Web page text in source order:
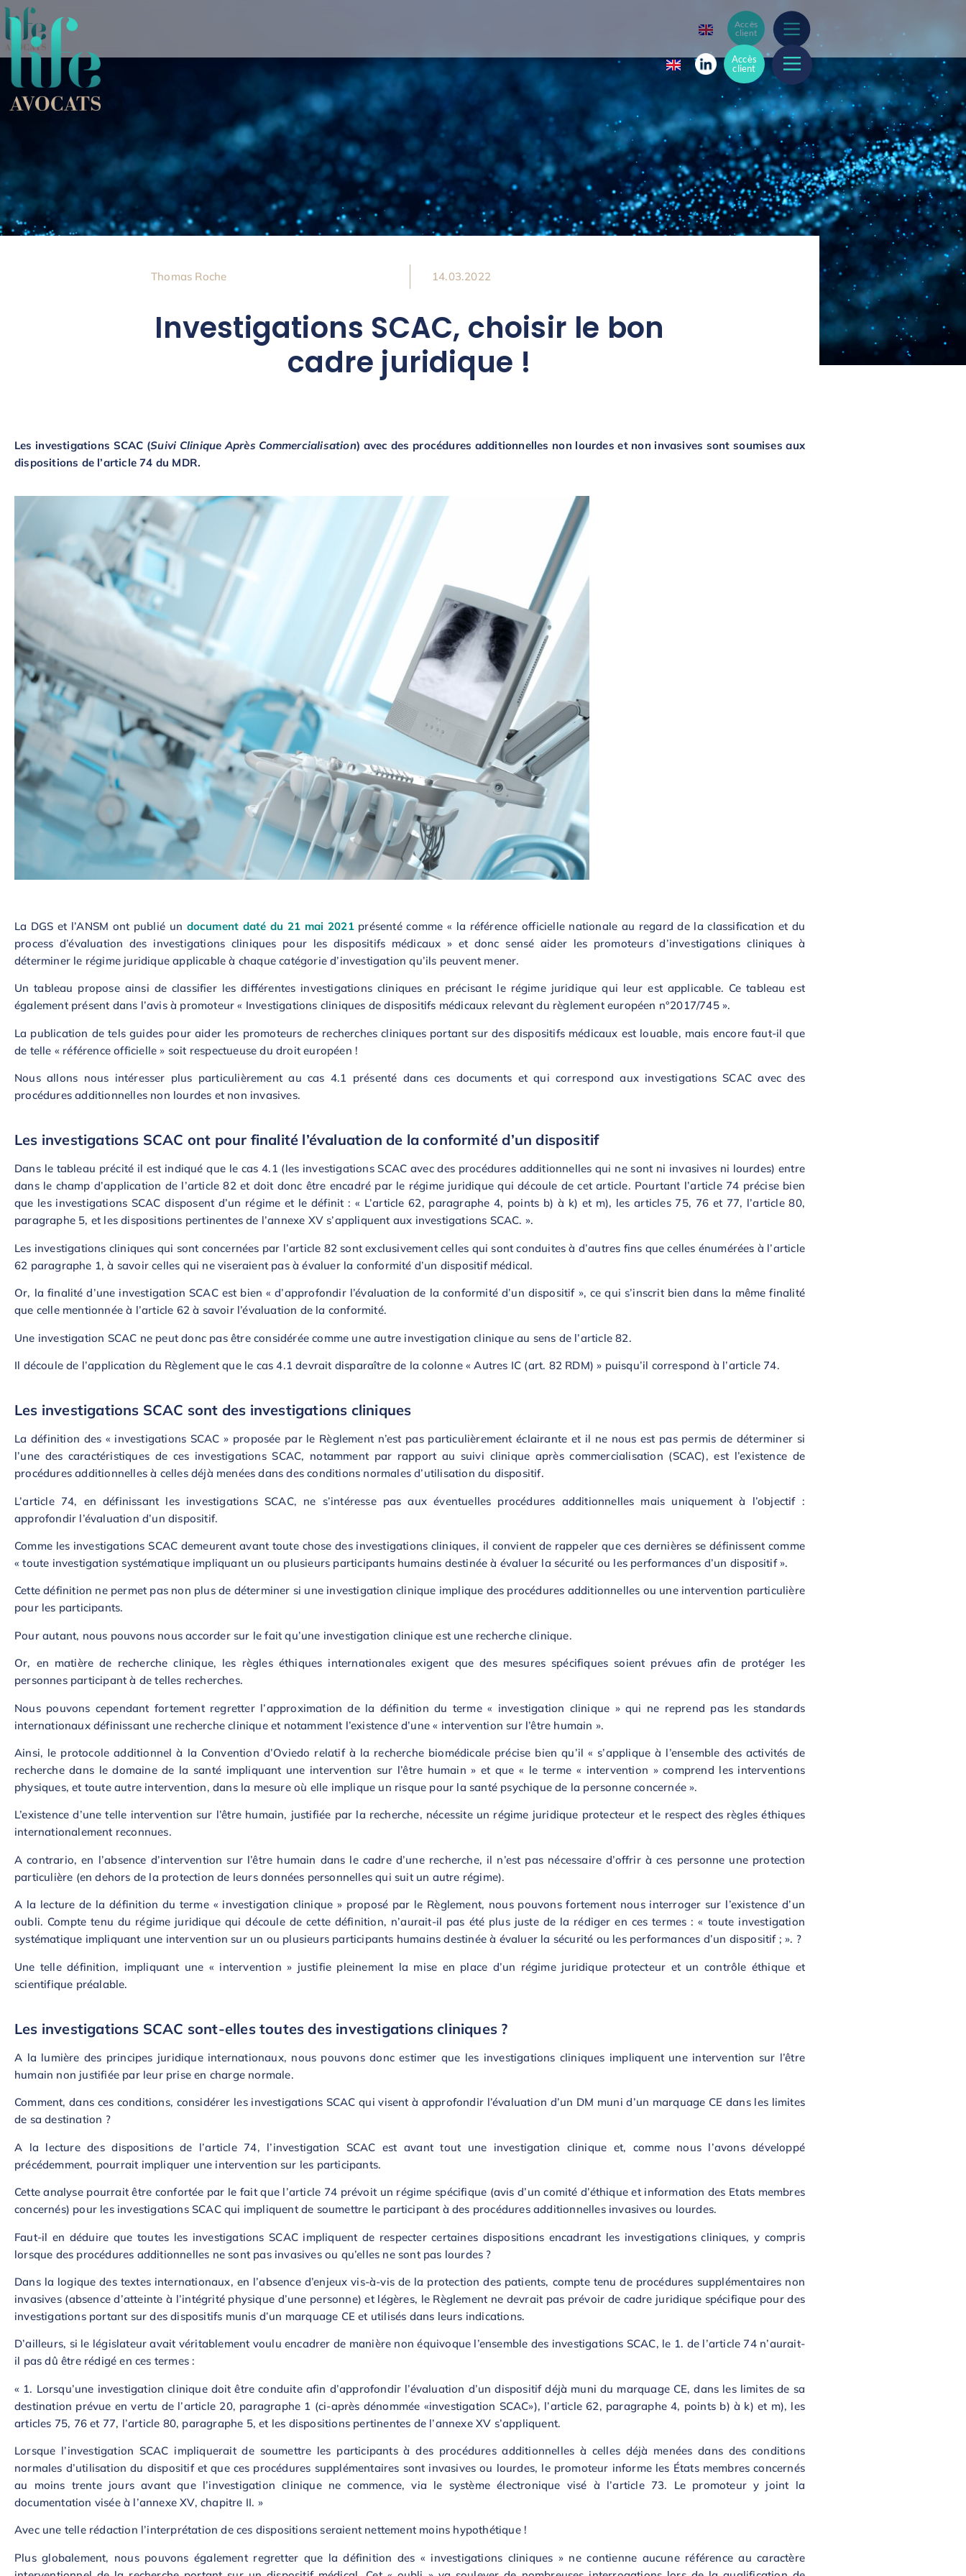
Accès
client
Accès
client
Thomas Roche 14.03.2022
Investigations SCAC, choisir le bon
cadre juridique !
Les investigations SCAC (Suivi Clinique Après Commercialisation) avec des procédures additionnelles non lourdes et non invasives sont soumises aux
dispositions de l’article 74 du MDR.
La DGS et l’ANSM ont publié un document daté du 21 mai 2021présenté comme « la référence officielle nationale au regard de la classification et du
process d’évaluation des investigations cliniques pour les dispositifs médicaux » et donc sensé aider les promoteurs d’investigations cliniques à
déterminer le régime juridique applicable à chaque catégorie d’investigation qu’ils peuvent mener.
Un tableau propose ainsi de classifier les différentes investigations cliniques en précisant le régime juridique qui leur est applicable. Ce tableau est
également présent dans l’avis à promoteur « Investigations cliniques de dispositifs médicaux relevant du règlement européen n°2017/745 ».
La publication de tels guides pour aider les promoteurs de recherches cliniques portant sur des dispositifs médicaux est louable, mais encore faut-il que
de telle « référence officielle » soit respectueuse du droit européen !
Nous allons nous intéresser plus particulièrement au cas 4.1 présenté dans ces documents et qui correspond aux investigations SCAC avec des
procédures additionnelles non lourdes et non invasives.
Les investigations SCAC ont pour finalité l’évaluation de la conformité d’un dispositif
Dans le tableau précité il est indiqué que le cas 4.1 (les investigations SCAC avec des procédures additionnelles qui ne sont ni invasives ni lourdes) entre
dans le champ d’application de l’article 82 et doit donc être encadré par le régime juridique qui découle de cet article. Pourtant l’article 74 précise bien
que les investigations SCAC disposent d’un régime et le définit : « L’article 62, paragraphe 4, points b) à k) et m), les articles 75, 76 et 77, l’article 80,
paragraphe 5, et les dispositions pertinentes de l’annexe XV s’appliquent aux investigations SCAC. ».
Les investigations cliniques qui sont concernées par l’article 82 sont exclusivement celles qui sont conduites à d’autres fins que celles énumérées à l’article
62 paragraphe 1, à savoir celles qui ne viseraient pas à évaluer la conformité d’un dispositif médical.
Or, la finalité d’une investigation SCAC est bien « d’approfondir l’évaluation de la conformité d’un dispositif », ce qui s’inscrit bien dans la même finalité
que celle mentionnée à l’article 62 à savoir l’évaluation de la conformité.
Une investigation SCAC ne peut donc pas être considérée comme une autre investigation clinique au sens de l’article 82.
Il découle de l’application du Règlement que le cas 4.1 devrait disparaître de la colonne « Autres IC (art. 82 RDM) » puisqu’il correspond à l’article 74.
Les investigations SCAC sont des investigations cliniques
La définition des « investigations SCAC » proposée par le Règlement n’est pas particulièrement éclairante et il ne nous est pas permis de déterminer si
l’une des caractéristiques de ces investigations SCAC, notamment par rapport au suivi clinique après commercialisation (SCAC), est l’existence de
procédures additionnelles à celles déjà menées dans des conditions normales d’utilisation du dispositif.
L’article 74, en définissant les investigations SCAC, ne s’intéresse pas aux éventuelles procédures additionnelles mais uniquement à l’objectif :
approfondir l’évaluation d’un dispositif.
Comme les investigations SCAC demeurent avant toute chose des investigations cliniques, il convient de rappeler que ces dernières se définissent comme
« toute investigation systématique impliquant un ou plusieurs participants humains destinée à évaluer la sécurité ou les performances d’un dispositif ».
Cette définition ne permet pas non plus de déterminer si une investigation clinique implique des procédures additionnelles ou une intervention particulière
pour les participants.
Pour autant, nous pouvons nous accorder sur le fait qu’une investigation clinique est une recherche clinique.
Or, en matière de recherche clinique, les règles éthiques internationales exigent que des mesures spécifiques soient prévues afin de protéger les
personnes participant à de telles recherches.
Nous pouvons cependant fortement regretter l’approximation de la définition du terme « investigation clinique » qui ne reprend pas les standards
internationaux définissant une recherche clinique et notamment l’existence d’une « intervention sur l’être humain ».
Ainsi, le protocole additionnel à la Convention d’Oviedo relatif à la recherche biomédicale précise bien qu’il « s’applique à l’ensemble des activités de
recherche dans le domaine de la santé impliquant une intervention sur l’être humain » et que « le terme « intervention » comprend les interventions
physiques, et toute autre intervention, dans la mesure où elle implique un risque pour la santé psychique de la personne concernée ».
L’existence d’une telle intervention sur l’être humain, justifiée par la recherche, nécessite un régime juridique protecteur et le respect des règles éthiques
internationalement reconnues.
A contrario, en l’absence d’intervention sur l’être humain dans le cadre d’une recherche, il n’est pas nécessaire d’offrir à ces personne une protection
particulière (en dehors de la protection de leurs données personnelles qui suit un autre régime).
A la lecture de la définition du terme « investigation clinique » proposé par le Règlement, nous pouvons fortement nous interroger sur l’existence d’un
oubli. Compte tenu du régime juridique qui découle de cette définition, n’aurait-il pas été plus juste de la rédiger en ces termes : « toute investigation
systématique impliquant une intervention sur un ou plusieurs participants humains destinée à évaluer la sécurité ou les performances d’un dispositif ; ». ?
Une telle définition, impliquant une « intervention » justifie pleinement la mise en place d’un régime juridique protecteur et un contrôle éthique et
scientifique préalable.
Les investigations SCAC sont-elles toutes des investigations cliniques ?
A la lumière des principes juridique internationaux, nous pouvons donc estimer que les investigations cliniques impliquent une intervention sur l’être
humain non justifiée par leur prise en charge normale.
Comment, dans ces conditions, considérer les investigations SCAC qui visent à approfondir l’évaluation d’un DM muni d’un marquage CE dans les limites
de sa destination ?
A la lecture des dispositions de l’article 74, l’investigation SCAC est avant tout une investigation clinique et, comme nous l’avons développé
précédemment, pourrait impliquer une intervention sur les participants.
Cette analyse pourrait être confortée par le fait que l’article 74 prévoit un régime spécifique (avis d’un comité d’éthique et information des Etats membres
concernés) pour les investigations SCAC qui impliquent de soumettre le participant à des procédures additionnelles invasives ou lourdes.
Faut-il en déduire que toutes les investigations SCAC impliquent de respecter certaines dispositions encadrant les investigations cliniques, y compris
lorsque des procédures additionnelles ne sont pas invasives ou qu’elles ne sont pas lourdes ?
Dans la logique des textes internationaux, en l’absence d’enjeux vis-à-vis de la protection des patients, compte tenu de procédures supplémentaires non
invasives (absence d’atteinte à l’intégrité physique d’une personne) et légères, le Règlement ne devrait pas prévoir de cadre juridique spécifique pour des
investigations portant sur des dispositifs munis d’un marquage CE et utilisés dans leurs indications.
D’ailleurs, si le législateur avait véritablement voulu encadrer de manière non équivoque l’ensemble des investigations SCAC, le 1. de l’article 74 n’aurait-
il pas dû être rédigé en ces termes :
« 1. Lorsqu’une investigation clinique doit être conduite afin d’approfondir l’évaluation d’un dispositif déjà muni du marquage CE, dans les limites de sa
destination prévue en vertu de l’article 20, paragraphe 1 (ci-après dénommée «investigation SCAC»), l’article 62, paragraphe 4, points b) à k) et m), les
articles 75, 76 et 77, l’article 80, paragraphe 5, et les dispositions pertinentes de l’annexe XV s’appliquent.
Lorsque l’investigation SCAC impliquerait de soumettre les participants à des procédures additionnelles à celles déjà menées dans des conditions
normales d’utilisation du dispositif et que ces procédures supplémentaires sont invasives ou lourdes, le promoteur informe les États membres concernés
au moins trente jours avant que l’investigation clinique ne commence, via le système électronique visé à l’article 73. Le promoteur y joint la
documentation visée à l’annexe XV, chapitre II. »
Avec une telle rédaction l’interprétation de ces dispositions seraient nettement moins hypothétique !
Plus globalement, nous pouvons également regretter que la définition des « investigations cliniques » ne contienne aucune référence au caractère